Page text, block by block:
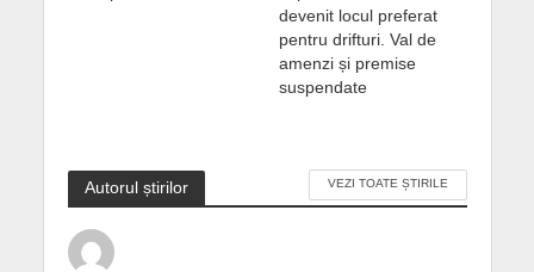
devenit locul preferat
pentru drifturi. Val de
amenzi și premise
suspendate
Autorul știrilor VEZI TOATE ȘTIRILE